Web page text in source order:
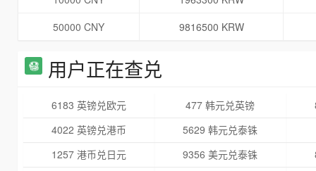
50000 CNY
9816500 KRW
用户正在查兑
6183 英镑兑欧元 477 韩元兑英镑
4022 英镑兑港币
5629 韩元兑泰铢
1257 港币兑日元
9356 美元兑泰铢